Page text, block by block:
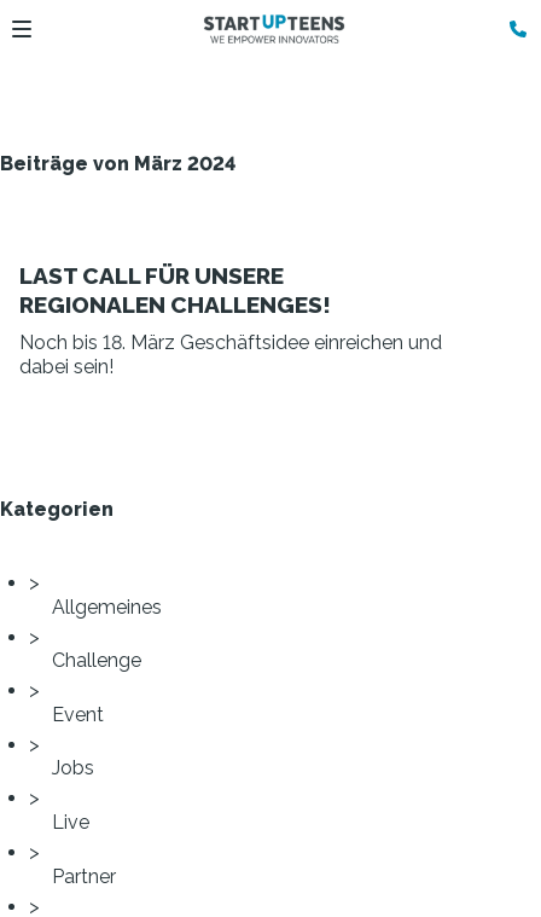
Beiträge von März 2024
LAST CALL FÜR UNSERE
REGIONALEN CHALLENGES!
Noch bis 18. März Geschäftsidee einreichen und
dabei sein!
Kategorien
Allgemeines
Challenge
Event
Jobs
Live
Partner